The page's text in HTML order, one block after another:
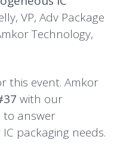
VP, Adv Package
Technology,
this event. Amkor
with our
to answer
packaging needs.